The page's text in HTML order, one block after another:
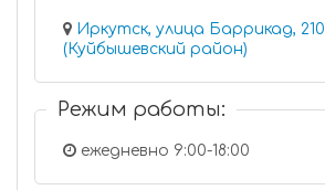
Иркутск, улица Баррикад, 210
(Куйбышевский район)
Режим работы:
ежедневно 9:00-18:00